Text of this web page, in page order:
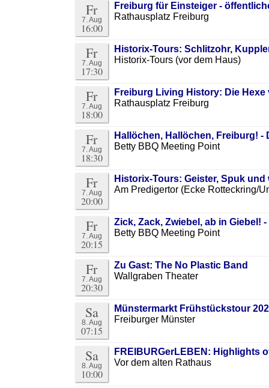
Fr
7. Aug
16:00
Freiburg für Einsteiger -
Rathausplatz Freiburg
Fr
7. Aug
17:30
Historix-Tours: Schlitzohr,
Historix-Tours (vor dem Haus)
Fr
7. Aug
18:00
Freiburg Living History: Die
Rathausplatz Freiburg
Fr
7. Aug
18:30
Hallöchen, Hallöchen, Freiburg! -
Betty BBQ Meeting Point
Fr
7. Aug
20:00
Historix-Tours: Geister, Spuk
Am Predigertor (Ecke Rotteckring/
Fr
7. Aug
20:15
Zick, Zack, Zwiebel, ab in Giebel!
Betty BBQ Meeting Point
Fr
7. Aug
20:30
Zu Gast: The No Plastic Band
Wallgraben Theater
Sa
8. Aug
07:15
Münstermarkt Frühstückstour
Freiburger Münster
Sa
8. Aug
10:00
FREIBURGerLEBEN: Highlights
Vor dem alten Rathaus